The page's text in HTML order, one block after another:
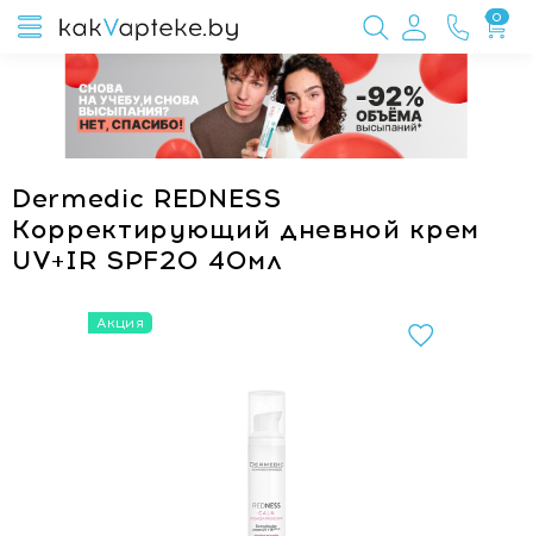
0
Dermedic REDNESS
Корректирующий дневной крем
UV+IR SPF20 40мл
Акция